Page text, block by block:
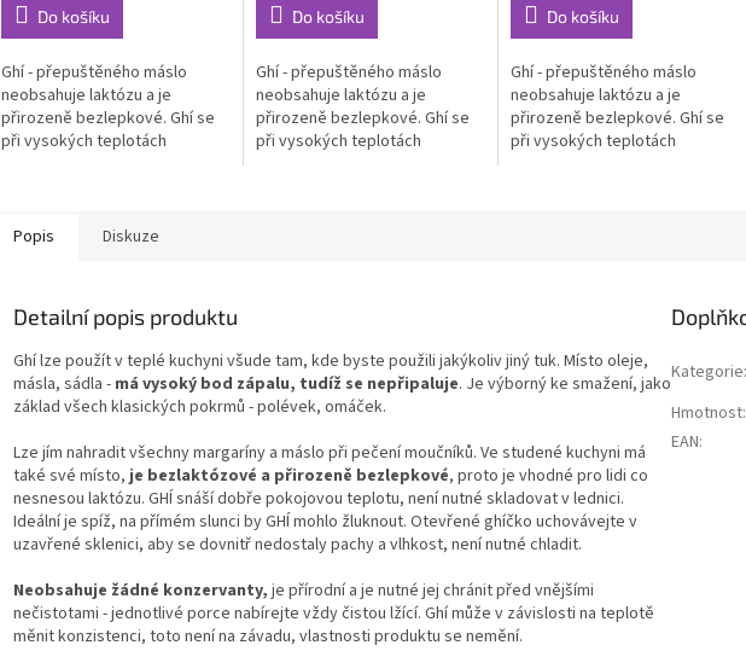
Do košíku
Ghí - přepuštěného máslo
neobsahuje laktózu a je
přirozeně bezlepkové. Ghí se
při vysokých teplotách
Do košíku
Ghí - přepuštěného máslo
neobsahuje laktózu a je
přirozeně bezlepkové. Ghí se
při vysokých teplotách
Do košíku
Ghí - přepuštěného máslo
neobsahuje laktózu a je
přirozeně bezlepkové. Ghí se
při vysokých teplotách
Popis Diskuze
Detailní popis produktu
Ghí lze použít v teplé kuchyni všude tam, kde byste použili jakýkoliv jiný tuk. Místo oleje,
másla, sádla - má vysoký bod zápalu, tudíž se nepřipaluje. Je výborný ke smažení, jako
základ všech klasických pokrmů - polévek, omáček.
Lze jím nahradit všechny margaríny a máslo při pečení moučníků. Ve studené kuchyni má
také své místo,je bezlaktózové a přirozeně bezlepkové, proto je vhodné pro lidi co
nesnesou laktózu. GHÍ snáší dobře pokojovou teplotu, není nutné skladovat v lednici.
Ideální je spíž, na přímém slunci by GHÍ mohlo žluknout. Otevřené ghíčko uchovávejte v
uzavřené sklenici, aby se dovnitř nedostaly pachy a vlhkost, není nutné chladit.
Neobsahuje žádné konzervanty, je přírodní a je nutné jej chránit před vnějšími
nečistotami - jednotlivé porce nabírejte vždy čistou lžící. Ghí může v závislosti na teplotě
měnit konzistenci, toto není na závadu, vlastnosti produktu se nemění.
Kategorie:
Hmotnost:
EAN: